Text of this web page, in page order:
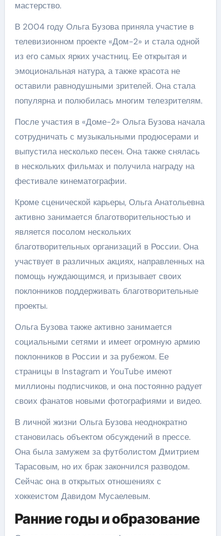
мастерство.
В 2004 году Ольга Бузова приняла участие в
телевизионном проекте «Дом-2» и стала одной
из его самых ярких участниц. Ее открытая и
эмоциональная натура, а также красота не
оставили равнодушными зрителей. Она стала
популярна и полюбилась многим телезрителям.
После участия в «Доме-2» Ольга Бузова начала
сотрудничать с музыкальными продюсерами и
выпустила несколько песен. Она также снялась
в нескольких фильмах и получила награду на
фестивале кинематографии.
Кроме сценической карьеры, Ольга Анатольевна
активно занимается благотворительностью и
является посолом нескольких
благотворительных организаций в России. Она
участвует в различных акциях, направленных на
помощь нуждающимся, и призывает своих
поклонников поддерживать благотворительные
проекты.
Ольга Бузова также активно занимается
социальными сетями и имеет огромную армию
поклонников в России и за рубежом. Ее
страницы в Instagram и YouTube имеют
миллионы подписчиков, и она постоянно радует
своих фанатов новыми фотографиями и видео.
В личной жизни Ольга Бузова неоднократно
становилась объектом обсуждений в прессе.
Она была замужем за футболистом Дмитрием
Тарасовым, но их брак закончился разводом.
Сейчас она в открытых отношениях с
хоккеистом Давидом Мусаелевым.
Ранние годы и образование